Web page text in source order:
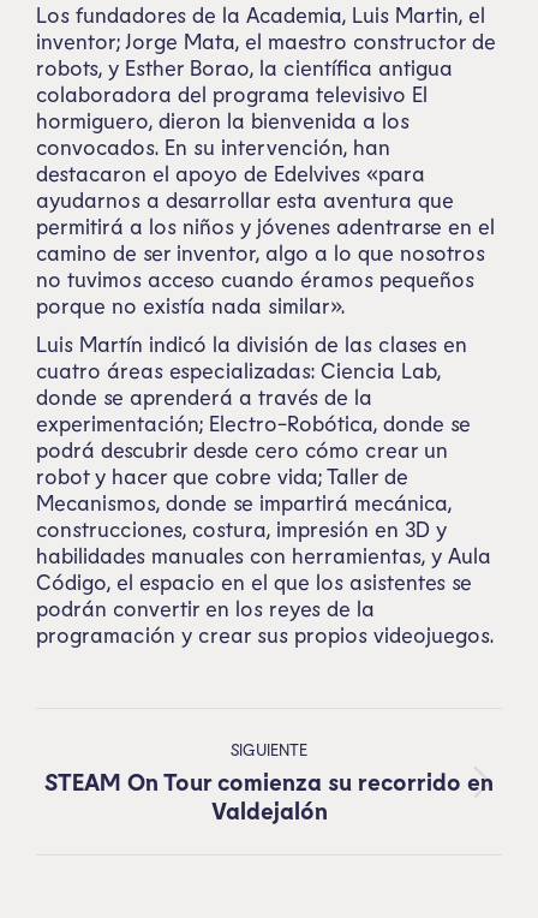
Los fundadores de la Academia, Luis Martin, el
inventor; Jorge Mata, el maestro constructor de
robots, y Esther Borao, la científica antigua
colaboradora del programa televisivo El
hormiguero, dieron la bienvenida a los
convocados. En su intervención, han
destacaron el apoyo de Edelvives «para
ayudarnos a desarrollar esta aventura que
permitirá a los niños y jóvenes adentrarse en el
camino de ser inventor, algo a lo que nosotros
no tuvimos acceso cuando éramos pequeños
porque no existía nada similar».
Luis Martín indicó la división de las clases en
cuatro áreas especializadas: Ciencia Lab,
donde se aprenderá a través de la
experimentación; Electro-Robótica, donde se
podrá descubrir desde cero cómo crear un
robot y hacer que cobre vida; Taller de
Mecanismos, donde se impartirá mecánica,
construcciones, costura, impresión en 3D y
habilidades manuales con herramientas, y Aula
Código, el espacio en el que los asistentes se
podrán convertir en los reyes de la
programación y crear sus propios videojuegos.
SIGUIENTE
STEAM On Tour comienza su recorrido en
Valdejalón